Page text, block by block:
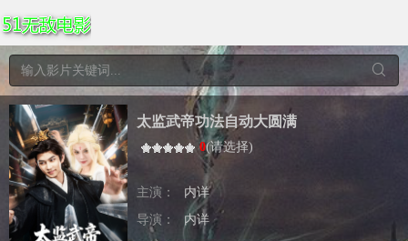
太监武帝功法自动大圆满
0(请选择)
主演：
内详
导演：
内详